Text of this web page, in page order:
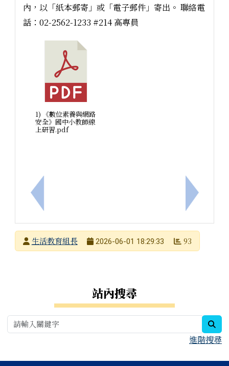
上一筆：中華民國象棋文化協會舉辦「2026 夏季兒
內，以「紙本郵寄」或「電子郵件」寄出。 聯絡電
話：02-2562-1233 #214 高專員
1) 《數位素養與網路
安全》國中小教師線
上研習.pdf
下一筆：
發布者生活教育組長
2026-06-01 18:29:33 93
站內搜尋
進階搜尋